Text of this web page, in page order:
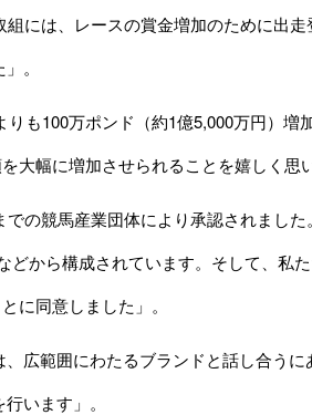
には、レースの賞金増加のために出
。
も100万ポンド（約1億5,000万円）増
幅に増加させられることを嬉しく思い
の競馬産業団体により承認されまし
どから構成されています。そして、私
に同意しました」。
広範囲にわたるブランドと話し合うに
います」。